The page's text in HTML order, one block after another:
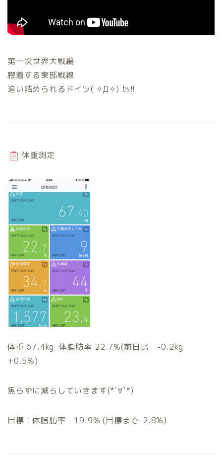
第一次世界大戦編
膠着する東部戦線
追い詰められるドイツ( ✧Д✧) ｶｯ!!
体重測定
体重 67.4kg 体脂肪率 22.7%(前日比 -0.2kg
+0.5%)
焦らずに減らしていきます(*´∀`*)
目標：体脂肪率 19.9% (目標まで-2.8%)